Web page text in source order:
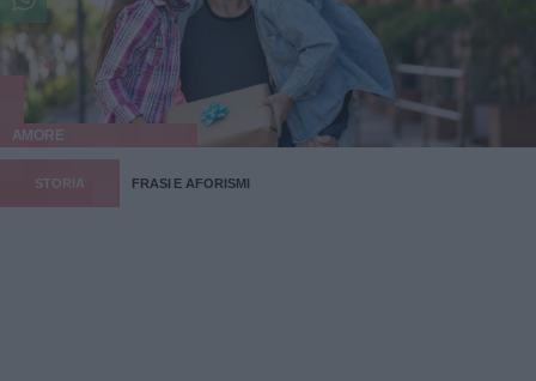
AMORE
STORIA FRASI E AFORISMI